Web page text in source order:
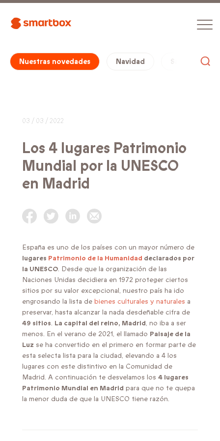
Nuestras novedades Navidad San Valentín
03 / 03 / 2022
Los 4 lugares Patrimonio
Mundial por la UNESCO
en Madrid
España es uno de los países con un mayor número de
lugares Patrimonio de la Humanidad declarados por
la UNESCO. Desde que la organización de las
Naciones Unidas decidiera en 1972 proteger ciertos
sitios por su valor excepcional, nuestro país ha ido
engrosando la lista de bienes culturales y naturales a
preservar, hasta alcanzar la nada desdeñable cifra de
49 sitios. La capital del reino, Madrid, no iba a ser
menos. En el verano de 2021, el llamado Paisaje de la
Luz se ha convertido en el primero en formar parte de
esta selecta lista para la ciudad, elevando a 4 los
lugares con este distintivo en la Comunidad de
Madrid. A continuación te desvelamos los 4 lugares
Patrimonio Mundial en Madrid para que no te quepa
la menor duda de que la UNESCO tiene razón.